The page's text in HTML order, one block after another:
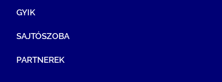
GYIK
SAJTÓSZOBA
PARTNEREK